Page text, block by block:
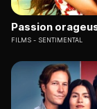
Passion
FILMS SENTIMENTAL